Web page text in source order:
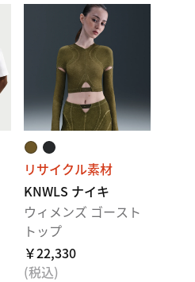
リサイクル素材
KNWLS ナイキ
ウィメンズ ゴースト
トップ
￥22,330
(税込)